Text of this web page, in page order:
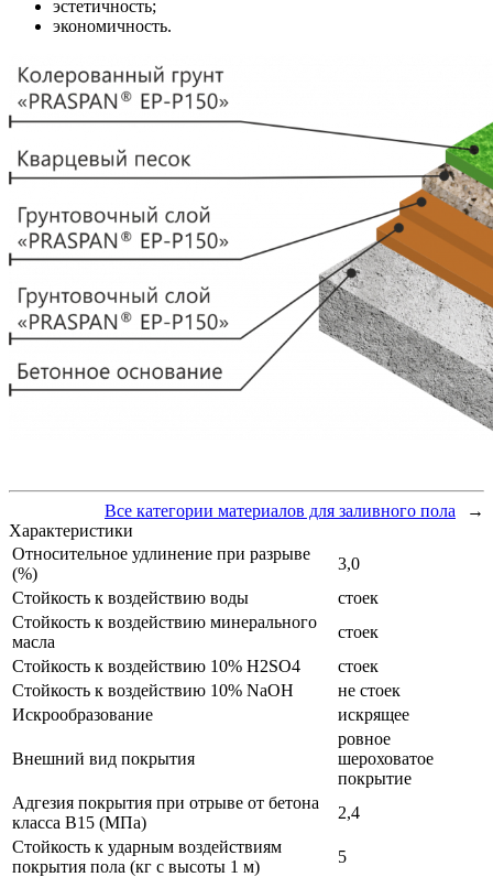
эстетичность;
экономичность.
Все категории материалов для заливного пола
→
Характеристики
Относительное удлинение при разрыве
(%)
3,0
Стойкость к воздействию воды
стоек
Стойкость к воздействию минерального
масла
стоек
Стойкость к воздействию 10% H2SO4
стоек
Стойкость к воздействию 10% NaOH
не стоек
Искрообразование
искрящее
Внешний вид покрытия
ровное
шероховатое
покрытие
Адгезия покрытия при отрыве от бетона
класса В15 (МПа)
2,4
Стойкость к ударным воздействиям
покрытия пола (кг с высоты 1 м)
5